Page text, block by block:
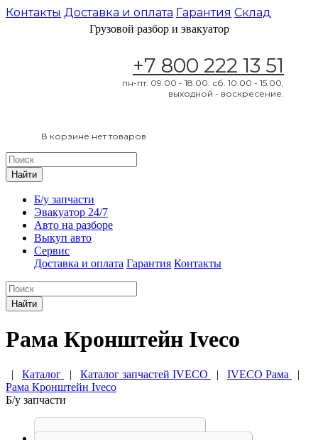
Контакты Доставка и оплата Гарантия Склад
Грузовой разбор и эвакуатор
+7 800 222 13 51
пн-пт: 09.00 - 18.00. сб. 10.00 - 15.00,
выходной - воскресение.
В корзине нет товаров
Найти
Б/у запчасти
Эвакуатор 24/7
Авто на разборе
Выкуп авто
Сервис
Доставка и оплата Гарантия Контакты
Найти
Рама Кронштейн Iveco
| Каталог | Каталог запчастей IVECO | IVECO Рама
|
Рама Кронштейн Iveco
Б/у запчасти